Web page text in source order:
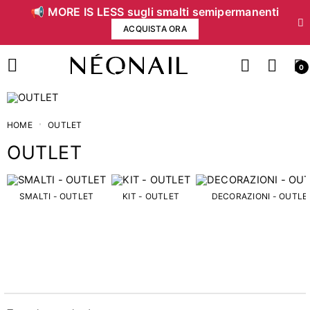
📢 MORE IS LESS sugli smalti semipermanenti
ACQUISTA ORA
0
Prezzo
ALTRI PRODOTTI - OUTLET 1
HOME OUTLET
OUTLET
SMALTI - OUTLET KIT - OUTLET DECORAZIONI -